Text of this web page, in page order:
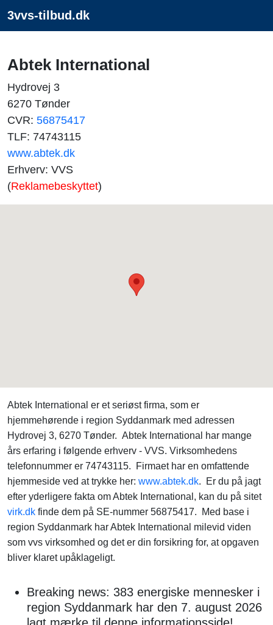
3vvs-tilbud.dk
Abtek International
Hydrovej 3
6270 Tønder
CVR: 56875417
TLF: 74743115
www.abtek.dk
Erhverv: VVS
(Reklamebeskyttet)
Abtek International er et seriøst firma, som er
hjemmehørende i region Syddanmark med adressen
Hydrovej 3, 6270 Tønder. Abtek International har mange
års erfaring i følgende erhverv - VVS. Virksomhedens
telefonnummer er 74743115. Firmaet har en omfattende
hjemmeside ved at trykke her: www.abtek.dk. Er du på jagt
efter yderligere fakta om Abtek International, kan du på sitet
virk.dk finde dem på SE-nummer 56875417. Med base i
region Syddanmark har Abtek International milevid viden
som vvs virksomhed og det er din forsikring for, at opgaven
bliver klaret upåklageligt.
Breaking news: 383 energiske mennesker i
region Syddanmark har den 7. august 2026